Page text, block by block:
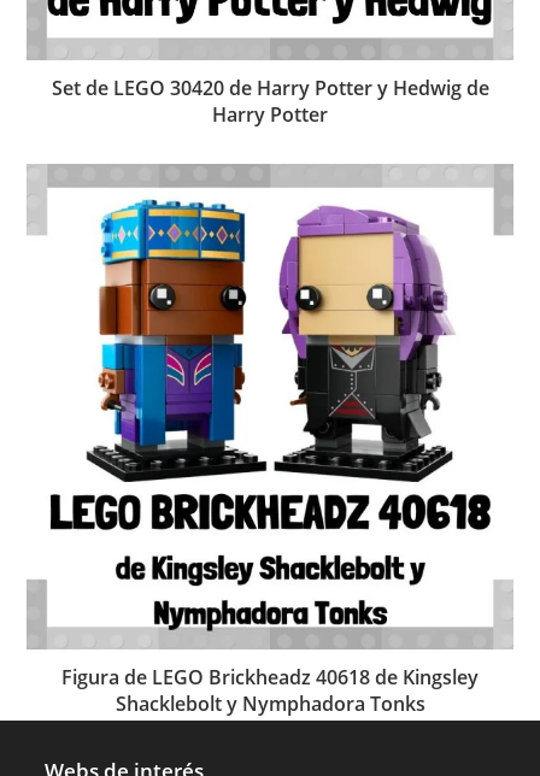
Set de LEGO 30420 de Harry Potter y Hedwig de
Harry Potter
Figura de LEGO Brickheadz 40618 de Kingsley
Shacklebolt y Nymphadora Tonks